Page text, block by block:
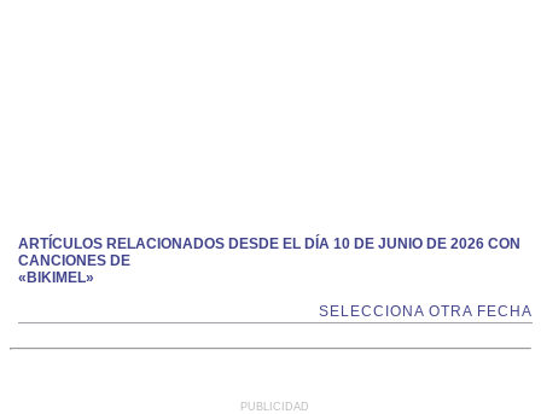
ARTÍCULOS RELACIONADOS DESDE EL DÍA 10 DE JUNIO DE 2026 CON
CANCIONES DE
«BIKIMEL»
SELECCIONA OTRA FECHA
PUBLICIDAD